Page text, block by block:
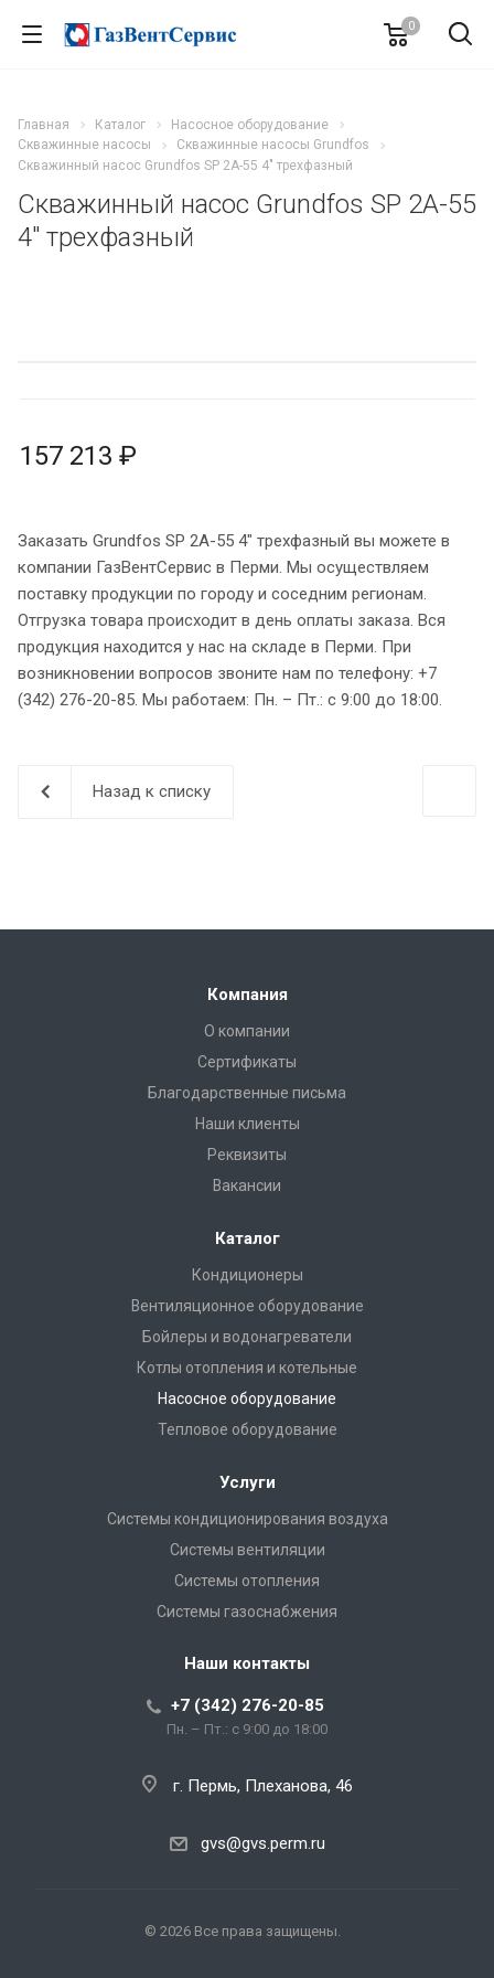
0
Главная Каталог
Насосное оборудование
Скважинные насосы
Скважинные насосы Grundfos
Скважинный насос Grundfos SP 2A-55 4″ трехфазный
Скважинный насос Grundfos SP 2A-55
4″ трехфазный
157 213 ₽
Заказать Grundfos SP 2A-55 4″ трехфазный вы можете в
компании ГазВентСервис в Перми. Мы осуществляем
поставку продукции по городу и соседним регионам.
Отгрузка товара происходит в день оплаты заказа. Вся
продукция находится у нас на складе в Перми. При
возникновении вопросов звоните нам по телефону: +7
(342) 276-20-85. Мы работаем: Пн. – Пт.: с 9:00 до 18:00.
Назад к списку
Компания
О компании
Сертификаты
Благодарственные письма
Наши клиенты
Реквизиты
Вакансии
Каталог
Кондиционеры
Вентиляционное оборудование
Бойлеры и водонагреватели
Котлы отопления и котельные
Насосное оборудование
Тепловое оборудование
Услуги
Системы кондиционирования воздуха
Системы вентиляции
Системы отопления
Системы газоснабжения
Наши контакты
+7 (342) 276-20-85
Пн. – Пт.: с 9:00 до 18:00
г. Пермь, Плеханова, 46
gvs@gvs.perm.ru
© 2026 Все права защищены.